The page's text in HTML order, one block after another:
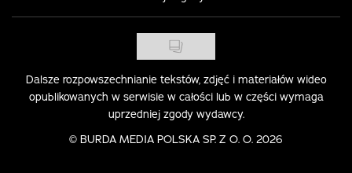
Dalsze rozpowszechnianie tekstów, zdjęć i materiałów wideo
opublikowanych w serwisie w całości lub w części wymaga
uprzedniej zgody wydawcy.
© BURDA MEDIA POLSKA SP. Z O. O. 2026